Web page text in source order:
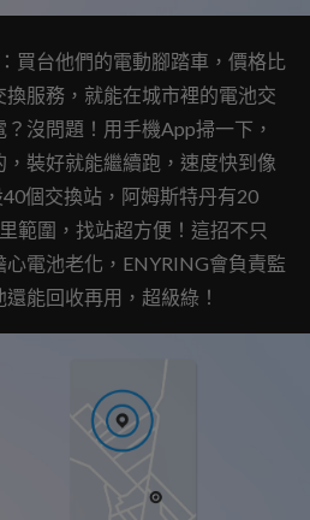
買台他們的電動腳踏車，價格比
服務，就能在城市裡的電池交
沒問題！用手機App掃一下，
裝好就能繼續跑，速度快到像
個交換站，阿姆斯特丹有20
範圍，找站超方便！這招不只
電池老化，ENYRING會負責監
能回收再用，超級綠！